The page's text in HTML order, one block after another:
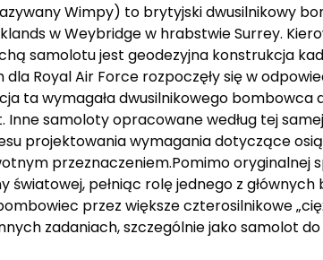
Wimpy) to brytyjski dwusilnikowy
w Weybridge w hrabstwie Surrey.
samolotu jest geodezyjna konstrukcja
Royal Air Force rozpoczęły się w
ta wymagała dwusilnikowego bombowca
Inne samoloty opracowane według tej
projektowania wymagania dotyczące
przeznaczeniem.Pomimo oryginalnej
pełniąc rolę jednego z
przez większe czterosilnikowe
zadaniach, szczególnie jako samolot